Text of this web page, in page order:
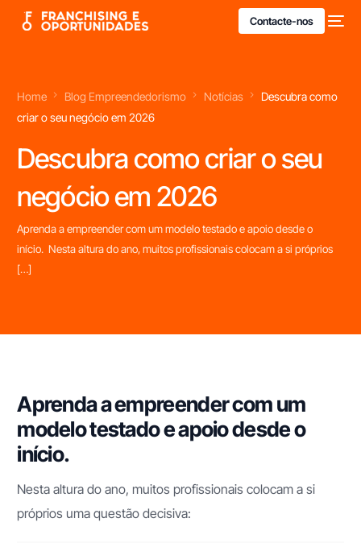
Contacte-nos
Home Blog Empreendedorismo Notícias
Descubra como
criar o seu negócio em 2026
Descubra como criar o seu
negócio em 2026
Aprenda a empreender com um modelo testado e apoio desde o
início. Nesta altura do ano, muitos profissionais colocam a si próprios
[…]
Aprenda a empreender com um
modelo testado e apoio desde o
início.
Nesta altura do ano, muitos profissionais colocam a si
próprios uma questão decisiva: